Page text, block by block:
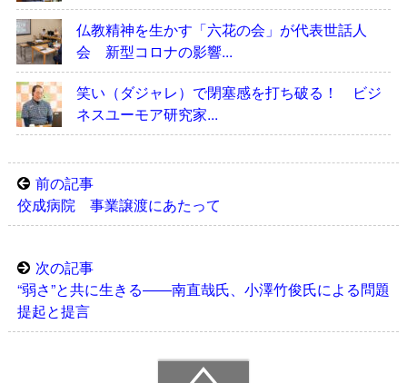
仏教精神を生かす「六花の会」が代表世話人
会 新型コロナの影響...
笑い（ダジャレ）で閉塞感を打ち破る！ ビジ
ネスユーモア研究家...
前の記事
佼成病院 事業譲渡にあたって
次の記事
“弱さ”と共に生きる――南直哉氏、小澤竹俊氏による問題
提起と提言